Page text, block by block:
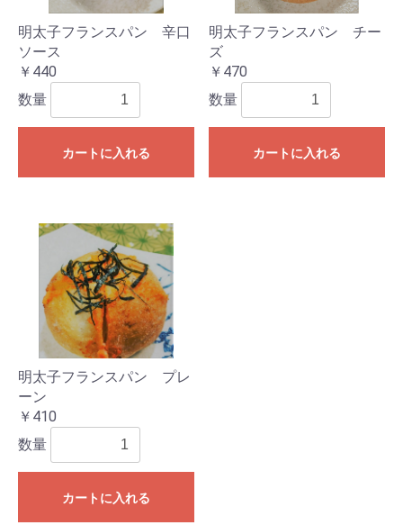
明太子フランスパン 辛口
ソース
￥440
数量
カートに入れる
明太子フランスパン チー
ズ
￥470
数量
カートに入れる
明太子フランスパン プレ
ーン
￥410
数量
カートに入れる